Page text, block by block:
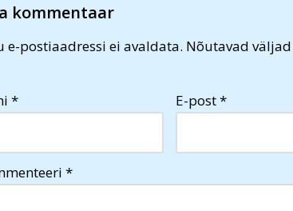
kommentaar
e-postiaadressi ei avaldata. Nõutavad
* E-post*
*